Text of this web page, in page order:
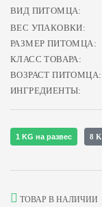
ВИД ПИТОМЦА:
ВЕС УПАКОВКИ:
РАЗМЕР ПИТОМЦА:
КЛАСС ТОВАРА:
ВОЗРАСТ ПИТОМЦА:
ИНГРЕДИЕНТЫ:
1 KG на развес 8
ТОВАР В НАЛИЧИИ